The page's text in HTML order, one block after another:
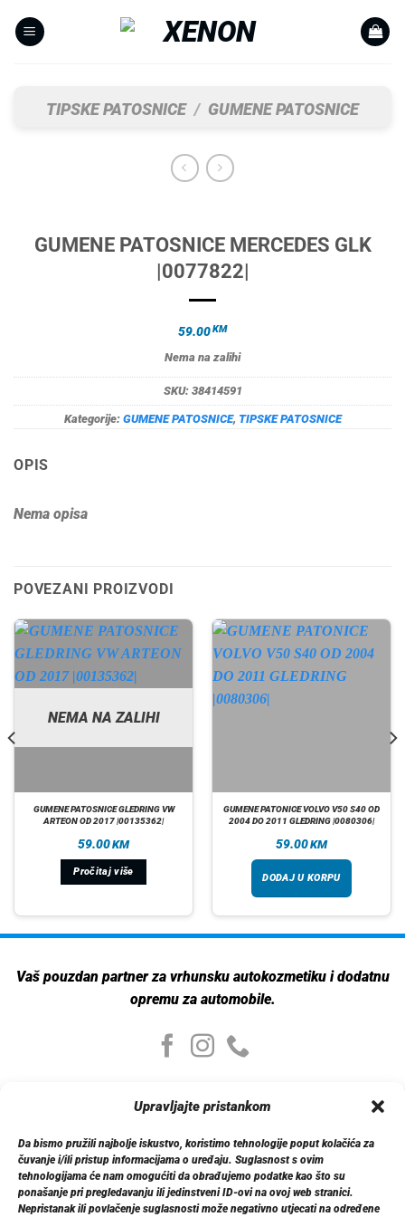
Upravljajte pristankom
Da bismo pružili najbolje iskustvo, koristimo tehnologije poput kolačića za
čuvanje i/ili pristup informacijama o uređaju. Suglasnost s ovim
tehnologijama će nam omogućiti da obrađujemo podatke kao što su
ponašanje pri pregledavanju ili jedinstveni ID-ovi na ovoj web stranici.
Nepristanak ili povlačenje suglasnosti može negativno utjecati na određene
TIPSKE PATOSNICE / GUMENE PATOSNICE
GUMENE PATOSNICE MERCEDES GLK
|0077822|
59.00KM
Nema na zalihi
SKU: 38414591
Kategorije: GUMENE PATOSNICE, TIPSKE PATOSNICE
OPIS
Nema opisa
POVEZANI PROIZVODI
NEMA NA ZALIHI
GUMENE PATOSNICE GLEDRING VW
ARTEON OD 2017 |00135362|
59.00KM
Pročitaj više
GUMENE PATONICE VOLVO V50 S40 OD
2004 DO 2011 GLEDRING |0080306|
59.00KM
DODAJ U KORPU
Vaš pouzdan partner za vrhunsku autokozmetiku i dodatnu
opremu za automobile.
Moj nalog
Moj nalog
Moje narudžbe
Detalji računa
Log out
Informacije